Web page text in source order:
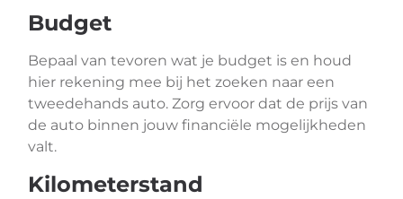
Budget
Bepaal van tevoren wat je budget is en houd
hier rekening mee bij het zoeken naar een
tweedehands auto. Zorg ervoor dat de prijs van
de auto binnen jouw financiële mogelijkheden
valt.
Kilometerstand